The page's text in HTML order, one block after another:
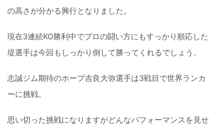
の高さが分かる興行となりました。
現在3連続KO勝利中でプロの闘い方にもすっかり順応した
堤選手は今回もしっかり倒して勝ってくれるでしょう。
志誠ジム期待のホープ吉良大弥選手は3戦目で世界ランカ
ーに挑戦。
思い切った挑戦になりますがどんなパフォーマンスを見せ